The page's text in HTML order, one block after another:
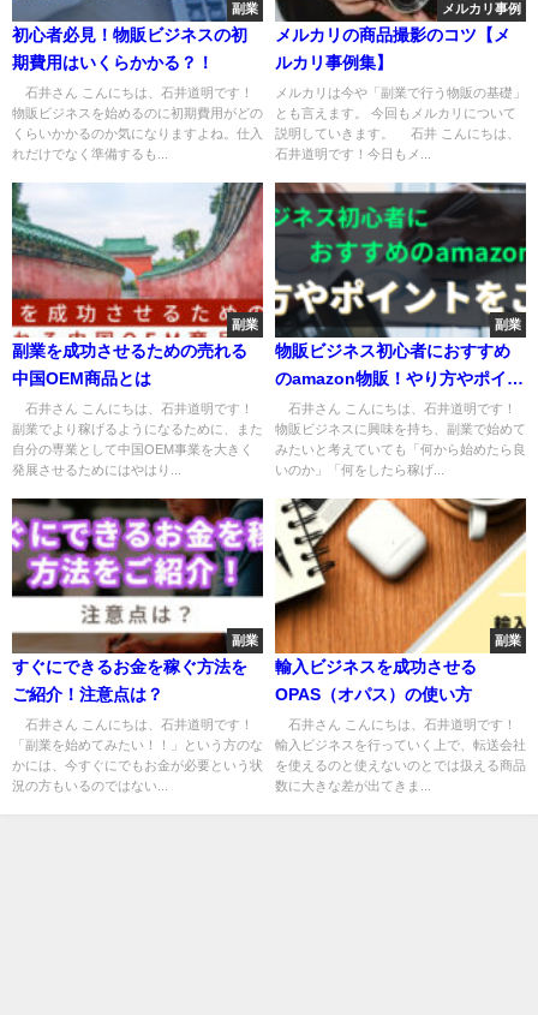
副業
初心者必見！物販ビジネスの初
期費用はいくらかかる？！
石井さん こんにちは、石井道明です！
物販ビジネスを始めるのに初期費用がどの
くらいかかるのか気になりますよね。仕入
れだけでなく準備するも...
メルカリ事例
メルカリの商品撮影のコツ【メ
ルカリ事例集】
メルカリは今や「副業で行う物販の基礎」
とも言えます。 今回もメルカリについて
説明していきます。 石井 こんにちは、
石井道明です！今日もメ...
副業
副業を成功させるための売れる
中国OEM商品とは
石井さん こんにちは、石井道明です！
副業でより稼げるようになるために、また
自分の専業として中国OEM事業を大きく
発展させるためにはやはり...
副業
物販ビジネス初心者におすすめ
のamazon物販！やり方やポイン
トをご紹介★
石井さん こんにちは、石井道明です！
物販ビジネスに興味を持ち、副業で始めて
みたいと考えていても「何から始めたら良
いのか」「何をしたら稼げ...
副業
すぐにできるお金を稼ぐ方法を
ご紹介！注意点は？
石井さん こんにちは、石井道明です！
「副業を始めてみたい！！」という方のな
かには、今すぐにでもお金が必要という状
況の方もいるのではない...
副業
輸入ビジネスを成功させる
OPAS（オパス）の使い方
石井さん こんにちは、石井道明です！
輸入ビジネスを行っていく上で、転送会社
を使えるのと使えないのとでは扱える商品
数に大きな差が出てきま...